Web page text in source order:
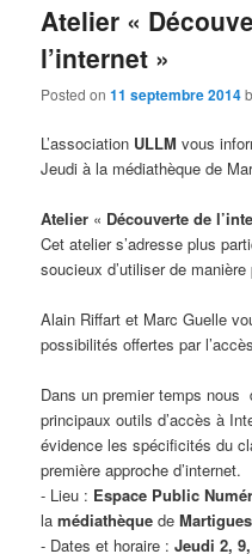
Atelier «
l’internet »
Posted on11 septembre 2014
L’association ULLM vous
Jeudi à la médiathèque de
Atelier « Découverte de
Cet atelier s’adresse plus
soucieux d’utiliser de
Alain Riffart et Marc Guelle
possibilités offertes par
Dans un premier temps nous
principaux outils d’accès à
évidence les spécificités du
première approche d’internet.
- Lieu : Espace Public
lamédiathèque deMartigues
- Dates et horaire : Jeudi 2,